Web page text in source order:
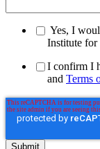
Yes, I
Institute for
I confirm I
and Terms